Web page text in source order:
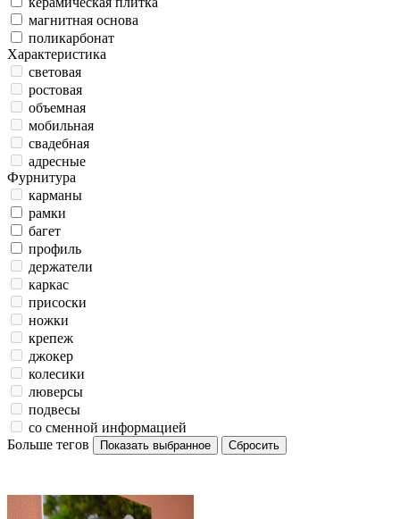
магнитная основа
поликарбонат
Характеристика
световая
ростовая
объемная
мобильная
свадебная
адресные
Фурнитура
карманы
рамки
багет
профиль
держатели
каркас
присоски
ножки
крепеж
джокер
колесики
люверсы
подвесы
со сменной информацией
Больше тегов